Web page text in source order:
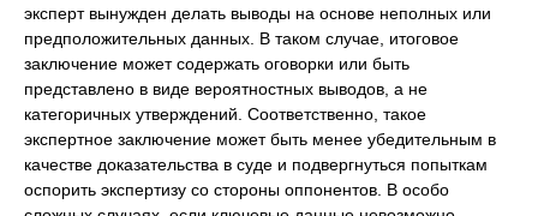
эксперт вынужден делать выводы на основе неполных или
предположительных данных. В таком случае, итоговое
заключение может содержать оговорки или быть
представлено в виде вероятностных выводов, а не
категоричных утверждений. Соответственно, такое
экспертное заключение может быть менее убедительным в
качестве доказательства в суде и подвергнуться попыткам
оспорить экспертизу со стороны оппонентов. В особо